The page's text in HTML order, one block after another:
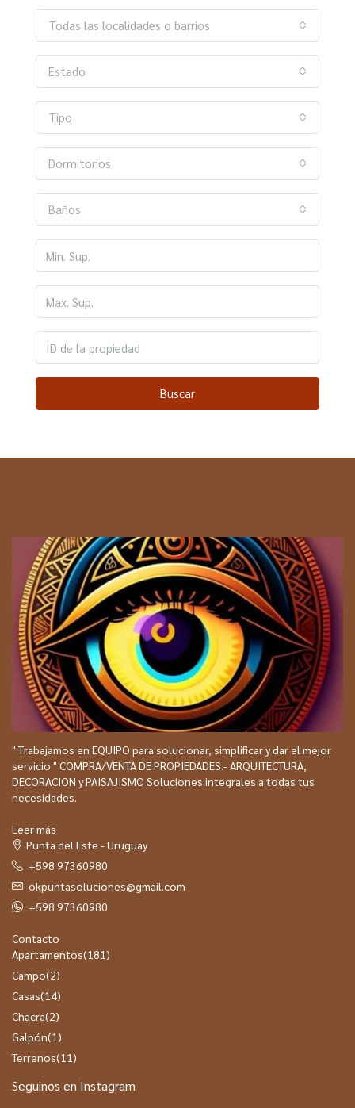
Todas las localidades o barrios
Estado
Tipo
Dormitorios
Baños
Buscar
" Trabajamos en EQUIPO para solucionar, simplificar y dar el mejor
servicio " COMPRA/VENTA DE PROPIEDADES.- ARQUITECTURA,
DECORACION y PAISAJISMO Soluciones integrales a todas tus
necesidades.
Leer más
Punta del Este - Uruguay
+598 97360980
okpuntasoluciones@gmail.com
+598 97360980
Contacto
Apartamentos(181)
Campo(2)
Casas(14)
Chacra(2)
Galpón(1)
Terrenos(11)
Seguinos en Instagram